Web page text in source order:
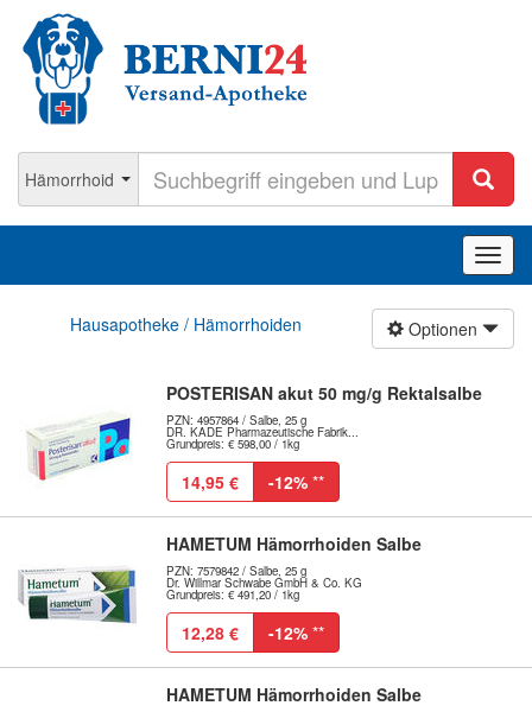
ein-/
Optionen
Hausapotheke / Hämorrhoiden
POSTERISAN akut 50 mg/g Rektalsalbe
PZN: 4957864 / Salbe, 25 g
DR. KADE Pharmazeutische Fabrik...
Grundpreis: € 598,00 / 1kg
14,95 € -12% **
HAMETUM Hämorrhoiden Salbe
PZN: 7579842 / Salbe, 25 g
Dr. Willmar Schwabe GmbH & Co. KG
Grundpreis: € 491,20 / 1kg
12,28 € -12% **
HAMETUM Hämorrhoiden Salbe